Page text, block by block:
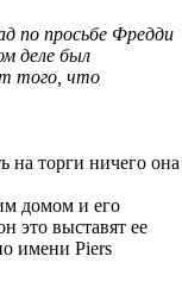
по просьбе Фредди
деле был
того, что
на торги ничего она
домом и его
это выставят ее
имени Piers